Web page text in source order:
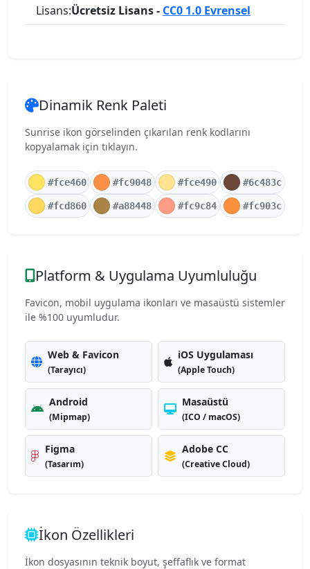
Lisans:Ücretsiz Lisans - CC0 1.0 Evrensel
Dinamik Renk Paleti
Sunrise ikon görselinden çıkarılan renk kodlarını
kopyalamak için tıklayın.
#fce460 #fc9048 #fce490 #6c483c
#fcd860 #a88448 #fc9c84 #fc903c
Platform & Uygulama Uyumluluğu
Favicon, mobil uygulama ikonları ve masaüstü sistemler
ile %100 uyumludur.
Web & Favicon
(Tarayıcı)
iOS Uygulaması
(Apple Touch)
Android
(Mipmap)
Masaüstü
(ICO / macOS)
Figma
(Tasarım)
Adobe CC
(Creative Cloud)
İkon Özellikleri
İkon dosyasının teknik boyut, şeffaflık ve format